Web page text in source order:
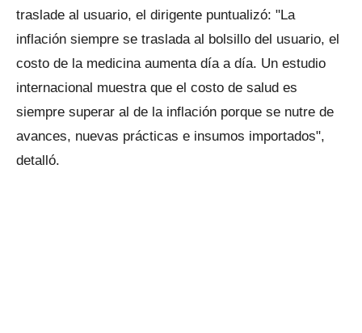
traslade al usuario, el dirigente puntualizó: "La
inflación siempre se traslada al bolsillo del usuario, el
costo de la medicina aumenta día a día. Un estudio
internacional muestra que el costo de salud es
siempre superar al de la inflación porque se nutre de
avances, nuevas prácticas e insumos importados",
detalló.